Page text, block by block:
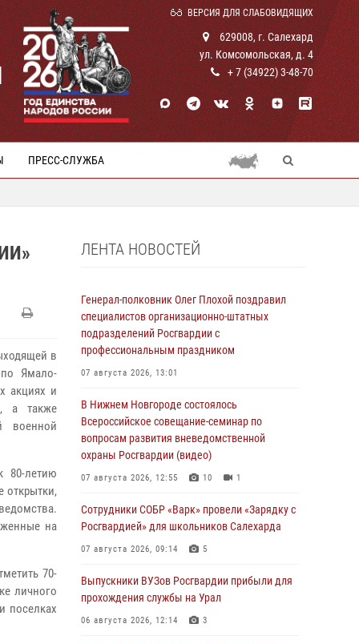
ВЕРСИЯ ДЛЯ СЛАБОВИДЯЩИХ
629008, г. Салехард
ул. Комсомольская, д. 4
+ 7 (34922) 3-48-70
ПРЕСС-СЛУЖБА
в
по Ямало-
акциях и
а также
военной
80-летию
открытки,
на
70-
личного
поселках
ЛЕНТА НОВОСТЕЙ
Генерал-полковник Олег Плохой поздравил
специалистов организационно-штатных
подразделений Росгвардии с
профессиональным праздником
07 августа 2026, 13:01
В Нижнем Новгороде состоялось
Всероссийское совещание-семинар по
вопросам развития вневедомственной
охраны Росгвардии (видео)
07 августа 2026, 12:55 10 1
Сотрудники СОБР «Варк» провели «Зарядку с
Росгвардией» для школьников Салехарда
07 августа 2026, 09:14 5
Выпускники ВУЗов Росгвардии прибыли для
прохождения службы на Урал
06 августа 2026, 12:14 3